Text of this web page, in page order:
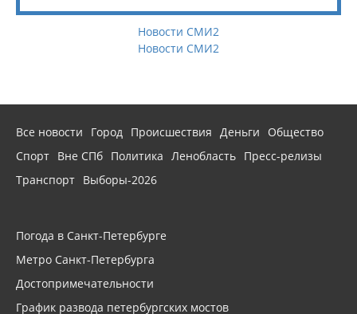
Новости СМИ2
Новости СМИ2
Все новости Город Происшествия Деньги
Общество
Спорт Вне СПб Политика Ленобласть Пресс-релизы
Транспорт Выборы-2026
Погода в Санкт-Петербурге
Метро Санкт-Петербурга
Достопримечательности
График развода петербургских мостов